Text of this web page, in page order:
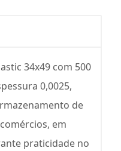
34x49 com 500
0,0025,
de
em
praticidade no